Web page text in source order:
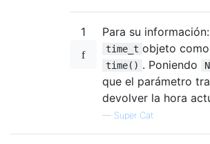
1 Para su
time_t objeto
time() . Poniendo
que el parámetro
devolver la hora
— Super Cat